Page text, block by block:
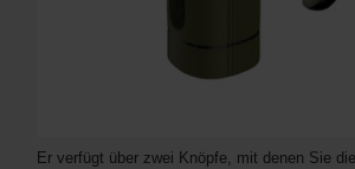
Er verfügt über zwei Knöpfe, mit denen Sie die